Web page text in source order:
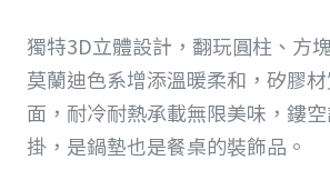
獨特3D立體設計，翻玩圓柱、方
莫蘭迪色系增添溫暖柔和，矽膠
面，耐冷耐熱承載無限美味，鏤
掛，是鍋墊也是餐桌的裝飾品。